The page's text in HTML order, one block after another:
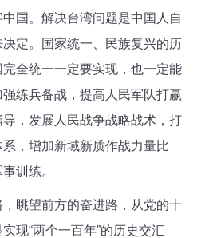
国。解决台湾问题是中国人自
定。国家统一、民族复兴的历
全统一一定要实现，也一定能
练兵备战，提高人民军队打赢
，发展人民战争战略战术，打
，增加新域新质作战力量比
训练。
眺望前方的奋进路，从党的十
现“两个一百年”的历史交汇